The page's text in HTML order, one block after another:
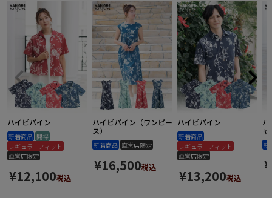
ハイビパイン
新着商品 開襟
レギュラーフィット
直営店限定
¥12,100税込
ハイビパイン（ワンピー
ス）
新着商品 直営店限定
¥16,500税込
ハイビパイン
新着商品
レギュラーフィット
直営店限定
¥13,200税込
ハ
新
¥